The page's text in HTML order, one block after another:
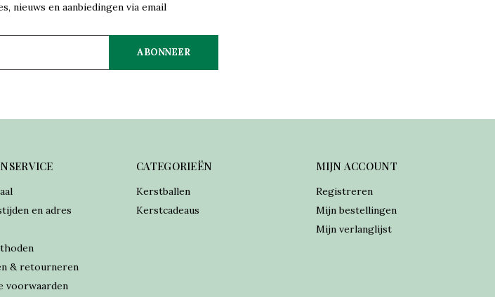
nieuws en aanbiedingen via email
ABONNEER
en adres
& retourneren
voorwaarden
CATEGORIEËN
Kerstballen
Kerstcadeaus
MIJN ACCOUNT
Registreren
Mijn bestellingen
Mijn verlanglijst